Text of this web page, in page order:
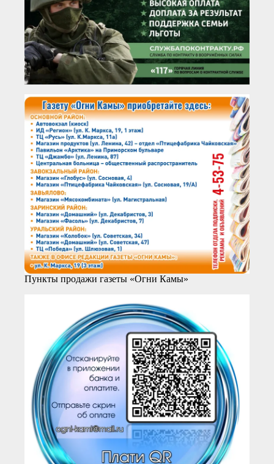
Пункты продажи газеты «Огни Камы»